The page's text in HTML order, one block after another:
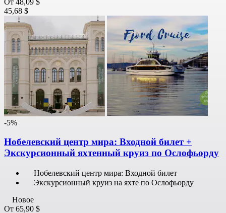
45,68 $
-5%
Нобелевский центр мира: Входной билет +
Экскурсионный яхтенный круиз по Ослофьорду
Нобелевский центр мира: Входной билет
Экскурсионный круиз на яхте по Ослофьорду
Новое
От 65,90 $